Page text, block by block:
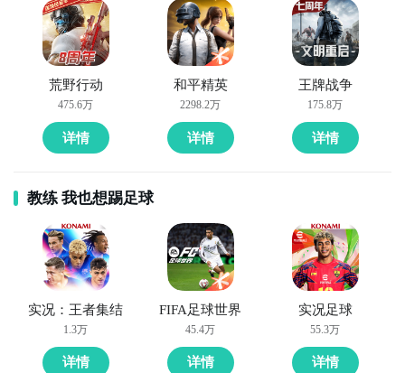
步骤1：点击下载九游APP；
步骤2：进入APP搜索“心茧”，订阅后可及时接受活动,礼
包,开测和开放下载的提醒；
九游APP
玩新游 上九游
全球好游抢先下 福利礼包免费领 官方直播陪你玩
立即下载
方法三： 查看九游开测表
荒野行动
475.6万
详情
和平精英
2298.2万
详情
王牌战争
175.8万
详情
教练 我也想踢足球
实况：王者集结
1.3万
详情
FIFA足球世界
45.4万
详情
实况足球
55.3万
详情